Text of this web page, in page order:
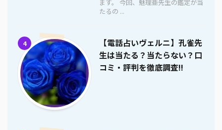
ます。 今回、魅理亜先生の鑑定が当
たるの ...
4
【電話占いヴェルニ】孔雀先
生は当たる？当たらない？口
コミ・評判を徹底調査!!